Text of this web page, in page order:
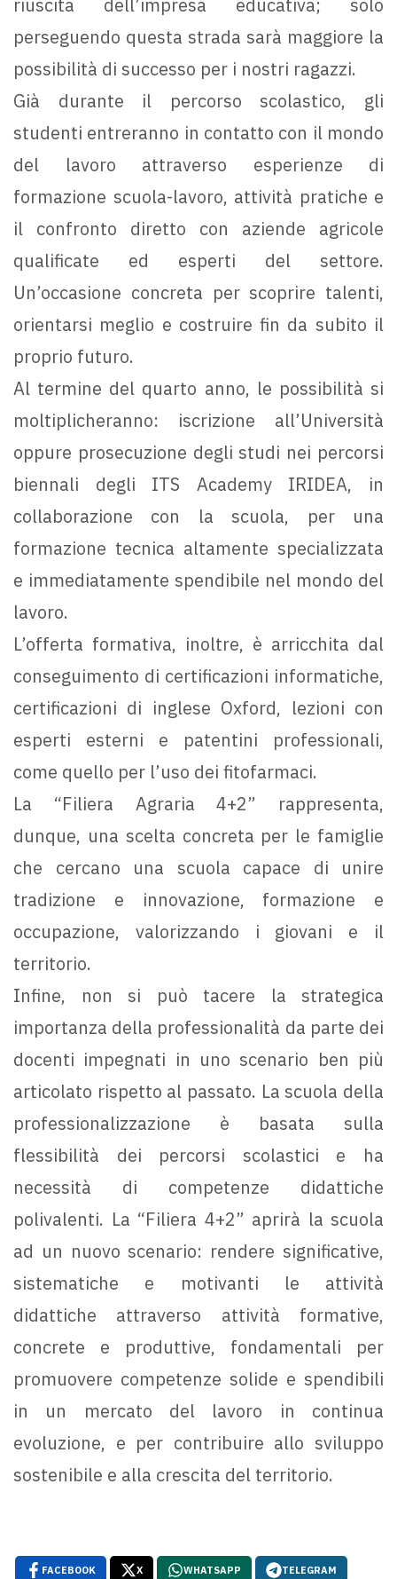
riuscita dell’impresa educativa; solo
perseguendo questa strada sarà maggiore la
possibilità di successo per i nostri ragazzi.
Già durante il percorso scolastico, gli
studenti entreranno in contatto con il mondo
del lavoro attraverso esperienze di
formazione scuola-lavoro, attività pratiche e
il confronto diretto con aziende agricole
qualificate ed esperti del settore.
Un’occasione concreta per scoprire talenti,
orientarsi meglio e costruire fin da subito il
proprio futuro.
Al termine del quarto anno, le possibilità si
moltiplicheranno: iscrizione all’Università
oppure prosecuzione degli studi nei percorsi
biennali degli ITS Academy IRIDEA, in
collaborazione con la scuola, per una
formazione tecnica altamente specializzata
e immediatamente spendibile nel mondo del
lavoro.
L’offerta formativa, inoltre, è arricchita dal
conseguimento di certificazioni informatiche,
certificazioni di inglese Oxford, lezioni con
esperti esterni e patentini professionali,
come quello per l’uso dei fitofarmaci.
La “Filiera Agraria 4+2” rappresenta,
dunque, una scelta concreta per le famiglie
che cercano una scuola capace di unire
tradizione e innovazione, formazione e
occupazione, valorizzando i giovani e il
territorio.
Infine, non si può tacere la strategica
importanza della professionalità da parte dei
docenti impegnati in uno scenario ben più
articolato rispetto al passato. La scuola della
professionalizzazione è basata sulla
flessibilità dei percorsi scolastici e ha
necessità di competenze didattiche
polivalenti. La “Filiera 4+2” aprirà la scuola
ad un nuovo scenario: rendere significative,
sistematiche e motivanti le attività
didattiche attraverso attività formative,
concrete e produttive, fondamentali per
promuovere competenze solide e spendibili
in un mercato del lavoro in continua
evoluzione, e per contribuire allo sviluppo
sostenibile e alla crescita del territorio.
FACEBOOK X WHATSAPP TELEGRAM